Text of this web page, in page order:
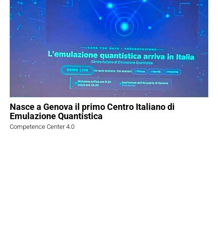
Nasce a Genova il primo Centro Italiano di
Emulazione Quantistica
Competence Center 4.0